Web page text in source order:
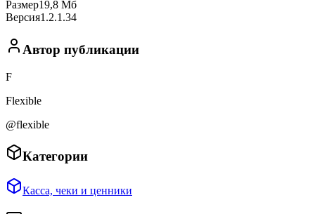
Размер19,8 Мб
Версия1.2.1.34
Автор публикации
F
Flexible
@flexible
Категории
Касса, чеки и ценники